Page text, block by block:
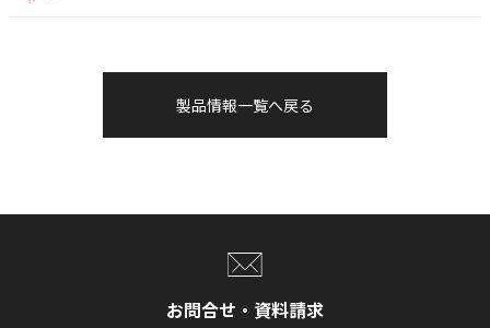
製品情報一覧へ戻る
お問合せ・資料請求